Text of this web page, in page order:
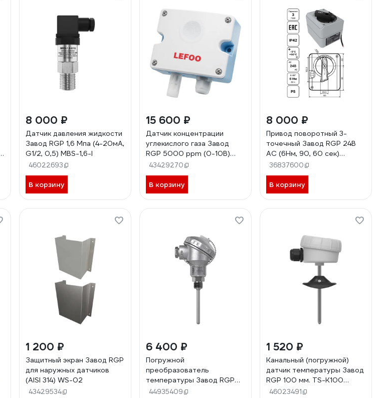
8 000 ₽
Датчик давления жидкости
Завод RGP 1,6 Мпа (4-20мА,
G1/2, 0,5) MBS-1,6-I
46022693
В корзину
15 600 ₽
Датчик концентрации
углекислого газа Завод
RGP 5000 ppm (0-10В)
LFG201-2-V10
43429270
В корзину
8 000 ₽
Привод поворотный 3-
точечный Завод RGP 24В
АС (6Нм, 90, 60 сек)
RGP653
36837600
В корзину
1 200 ₽
Защитный экран Завод RGP
для наружных датчиков
(AISI 314) WS-02
43429534
6 400 ₽
Погружной
преобразователь
температуры Завод RGP
50 мм промышленный
44935409
1 520 ₽
Канальный (погружной)
датчик температуры Завод
RGP 100 мм. TS-K100
NTC10k (3950)
46023491